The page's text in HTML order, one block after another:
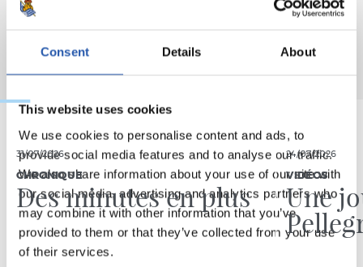
Consent Details About
This website uses cookies
We use cookies to personalise content and ads, to
provide social media features and to analyse our traffic.
We also share information about your use of our site with
our social media, advertising and analytics partners who
may combine it with other information that you’ve
provided to them or that they’ve collected from your use
of their services.
31/07/2026
CHRONIQUE
Des minutes en plus
24/07/2026
VIDÉOS
Une